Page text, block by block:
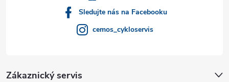
Sledujte nás na Facebooku
cemos_cykloservis
Zákaznický servis